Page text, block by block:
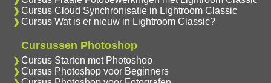
Cursus Cloud Synchronisatie in Lightroom Classic
Cursus Wat is er nieuw in Lightroom Classic?
Cursussen Photoshop
Cursus Starten met Photoshop
Cursus Photoshop voor Beginners